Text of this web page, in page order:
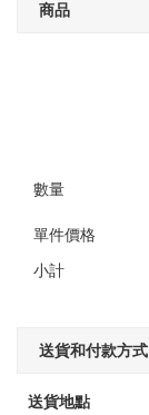
商品
數量
單件價格
小計
送貨和付款方式
送貨地點